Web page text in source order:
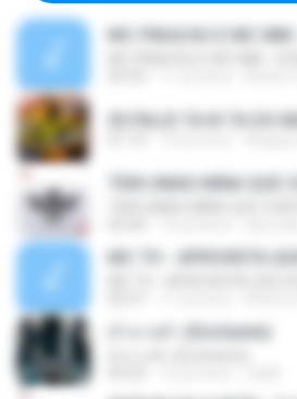
คำบางคำ (Enchante)